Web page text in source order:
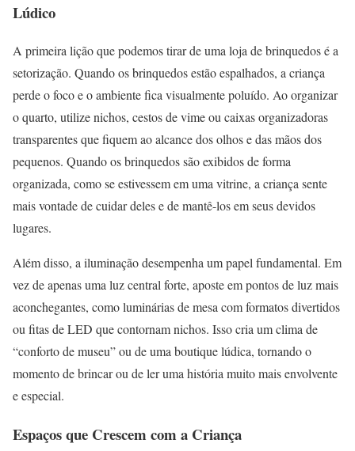
Lúdico
A primeira lição que podemos tirar de uma loja de brinquedos é a
setorização. Quando os brinquedos estão espalhados, a criança
perde o foco e o ambiente fica visualmente poluído. Ao organizar
o quarto, utilize nichos, cestos de vime ou caixas organizadoras
transparentes que fiquem ao alcance dos olhos e das mãos dos
pequenos. Quando os brinquedos são exibidos de forma
organizada, como se estivessem em uma vitrine, a criança sente
mais vontade de cuidar deles e de mantê-los em seus devidos
lugares.
Além disso, a iluminação desempenha um papel fundamental. Em
vez de apenas uma luz central forte, aposte em pontos de luz mais
aconchegantes, como luminárias de mesa com formatos divertidos
ou fitas de LED que contornam nichos. Isso cria um clima de
“conforto de museu” ou de uma boutique lúdica, tornando o
momento de brincar ou de ler uma história muito mais envolvente
e especial.
Espaços que Crescem com a Criança